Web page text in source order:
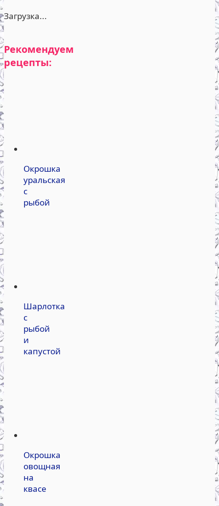
Загрузка...
Рекомендуем
рецепты:
Окрошка
уральская
с
рыбой
Шарлотка
с
рыбой
и
капустой
Окрошка
овощная
на
квасе